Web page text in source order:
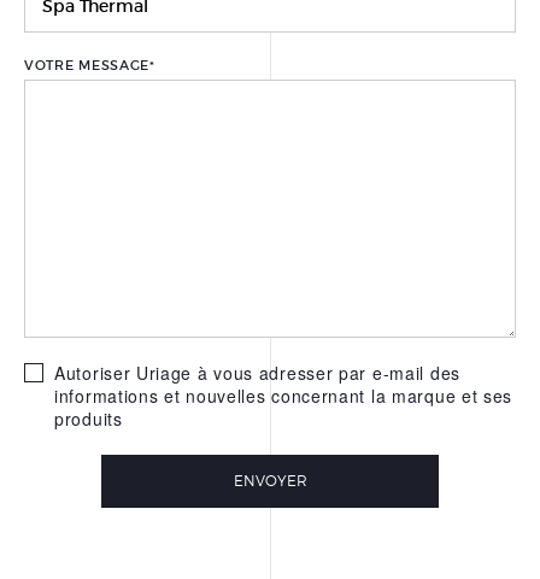
SOINS CORPS
SOINS MAINS ET PIEDS
VOTRE MESSAGE*
Autoriser Uriage à vous adresser par e-mail des
informations et nouvelles concernant la marque et ses
produits
ENVOYER